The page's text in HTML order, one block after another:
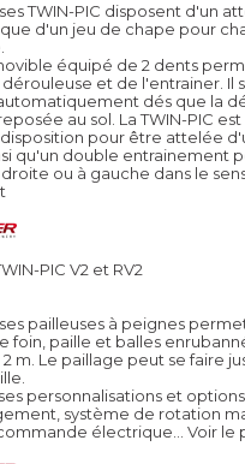
TWIN-PIC disposent d'un
d'un jeu de chape pour
équipé de 2 dents
et de l'entrainer. Il
dés que la
au sol. La TWIN-PIC
pour être attelée
qu'un double entrainement
ou à gauche dans le
PIC V2 et RV2
pailleuses à peignes
foin, paille et balles
m. Le paillage peut se faire
personnalisations et
système de rotation
électrique... Voir le